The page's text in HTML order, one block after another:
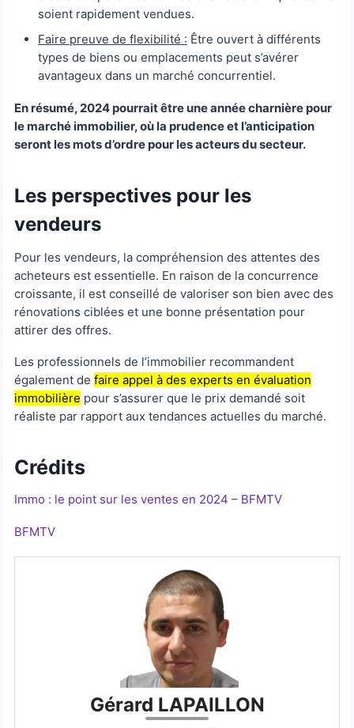
soient rapidement vendues.
Faire preuve de flexibilité : Être ouvert à différents
types de biens ou emplacements peut s’avérer
avantageux dans un marché concurrentiel.
En résumé, 2024 pourrait être une année charnière pour
le marché immobilier, où la prudence et l’anticipation
seront les mots d’ordre pour les acteurs du secteur.
Les perspectives pour les
vendeurs
Pour les vendeurs, la compréhension des attentes des
acheteurs est essentielle. En raison de la concurrence
croissante, il est conseillé de valoriser son bien avec des
rénovations ciblées et une bonne présentation pour
attirer des offres.
Les professionnels de l’immobilier recommandent
également de faire appel à des experts en évaluation
immobilière pour s’assurer que le prix demandé soit
réaliste par rapport aux tendances actuelles du marché.
Crédits
Immo : le point sur les ventes en 2024 – BFMTV
BFMTV
Gérard LAPAILLON